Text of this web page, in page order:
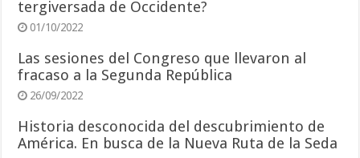
tergiversada de Occidente?
01/10/2022
Las sesiones del Congreso que llevaron al
fracaso a la Segunda República
26/09/2022
Historia desconocida del descubrimiento de
América. En busca de la Nueva Ruta de la Seda